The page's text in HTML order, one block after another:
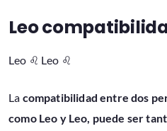
Leo
Leo ♌ Leo ♌
La compatibilidad entre dos
como Leo y Leo, puede ser